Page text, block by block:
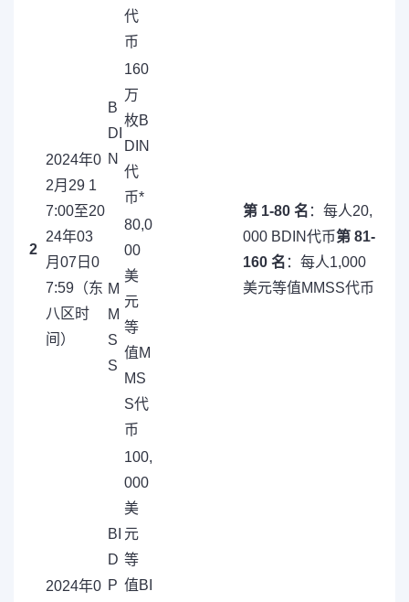
代
币
2
2024年0
2月29 1
7:00至20
24年03
月07日0
7:59（东
八区时
间）
B
DI
N
160
万
枚B
DIN
代
币*
第 1-80 名 ：每人20,
000 BDIN代币第 81-
160 名 ：每人1,000
美元等值MMSS代币
M
M
S
S
80,0
00
美
元
等
值M
MS
S代
币
2024年0
BI
D
P
100,
000
美
元
等
值BI